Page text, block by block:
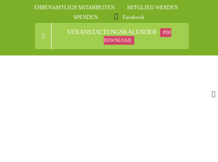
EHRENAMTLICH MITARBEITEN
MITGLIED WERDEN
SPENDEN
Facebook
VERANSTALTUNGSKALENDER
PDF
DOWNLOAD